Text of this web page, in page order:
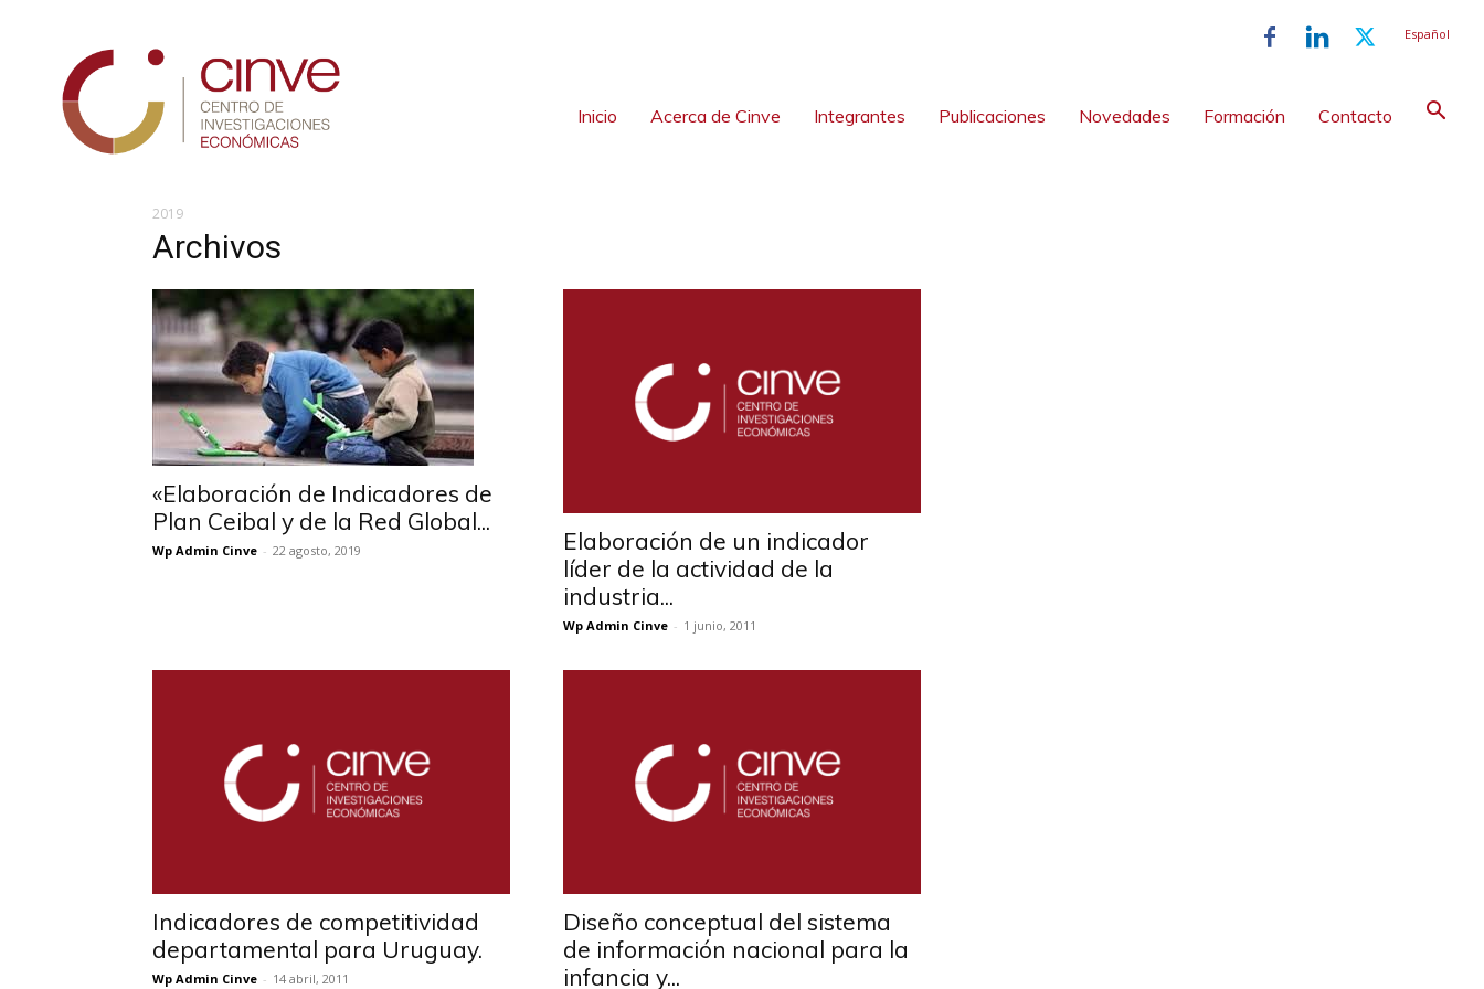
Español
Inicio Acerca de Cinve Integrantes Publicaciones Novedades Formación Contacto
2019
Archivos
«Elaboración de Indicadores de
Plan Ceibal y de la Red Global...
Wp Admin Cinve - 22 agosto, 2019
Elaboración de un indicador
líder de la actividad de la
industria...
Wp Admin Cinve - 1 junio, 2011
Indicadores de competitividad
departamental para Uruguay.
Wp Admin Cinve - 14 abril, 2011
Diseño conceptual del sistema
de información nacional para la
infancia y...